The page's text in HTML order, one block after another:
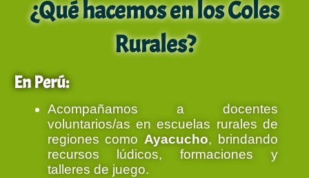
¿Qué hacemos en los Coles
Rurales?
En Perú:
Acompañamos a docentes
voluntarios/as en escuelas rurales de
regiones comoAyacucho, brindando
recursos lúdicos, formaciones y
talleres de juego.